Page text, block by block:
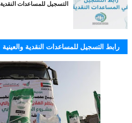
التسجيل للمساعدات النقدية
رابط التسجيل للمساعدات النقدية والعينية